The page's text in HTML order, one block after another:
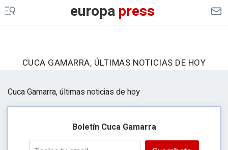
europapress
CUCA GAMARRA, ÚLTIMAS NOTICIAS DE HOY
Cuca Gamarra, últimas noticias de hoy
Boletín Cuca Gamarra